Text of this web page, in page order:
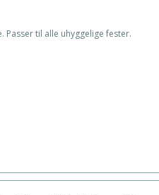
Passer til alle uhyggelige fester.